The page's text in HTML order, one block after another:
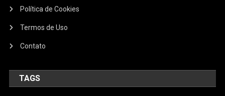
Política de Cookies
Termos de Uso
Contato
TAGS